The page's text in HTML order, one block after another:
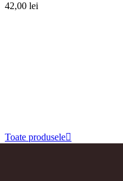
42,00 lei
Toate produsele